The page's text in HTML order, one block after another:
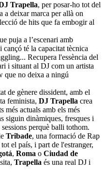
Trapella, per posar-ho tot del
a deixar marca per allà on
de hits que fa embogir al
puja a l’escenari amb
té la capacitat tècnica
Recupera l'essència del
i situant al DJ com un artista
que no deixa a ningú
de gènere dissident, amb el
feminista, DJ Trapella crea
més actuals amb els més
siguin dinàmiques, fresques i
perquè balli tothom.
Tribade, una formació de Rap
el país, i part de l'estranger,
, Roma o Ciudad de
Trapella és una real DJ i